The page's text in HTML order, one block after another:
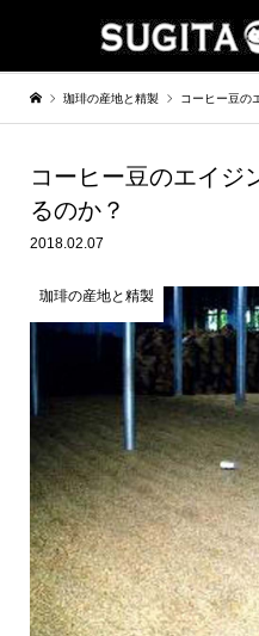
珈琲の産地と精製 コーヒー豆の
コーヒー豆のエイジ
るのか？
2018.02.07
珈琲の産地と精製